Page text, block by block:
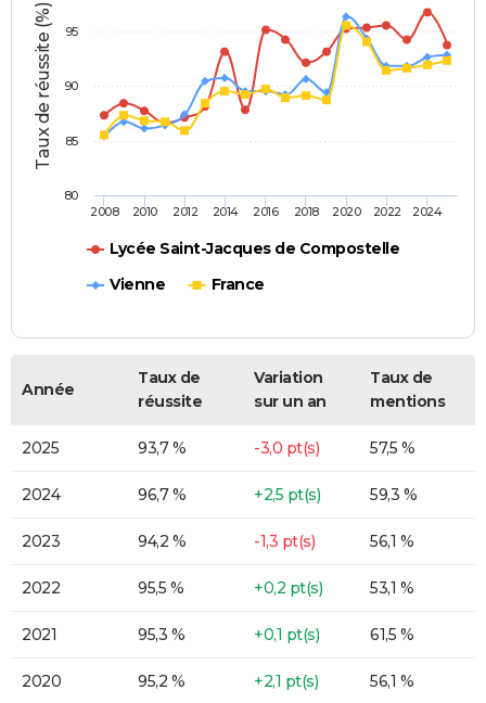
Taux de réussite (%)
Lycée Saint-Jacques de Compostelle
Vienne
France
2008 2010 2012 2014 2016 2018 2020 2022 2024
80
85
90
95
Année
Taux de
réussite
Variation
sur un an
Taux de
mentions
2025 93,7 % -3,0 pt(s) 57,5 %
2024 96,7 % +2,5 pt(s) 59,3 %
2023 94,2 % -1,3 pt(s) 56,1 %
2022 95,5 % +0,2 pt(s) 53,1 %
2021 95,3 % +0,1 pt(s) 61,5 %
2020 95,2 % +2,1 pt(s) 56,1 %